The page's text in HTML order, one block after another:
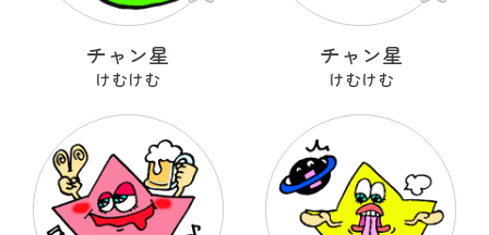
チャン星
けむけむ
チャン星
けむけむ